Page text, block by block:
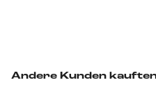
Andere Kunden